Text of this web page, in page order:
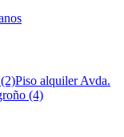
Piso alquiler Avda.
(4)